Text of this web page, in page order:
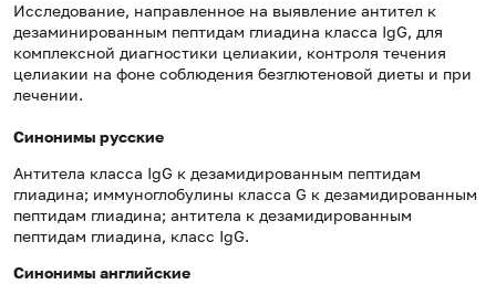
Исследование, направленное на выявление антител к
дезаминированным пептидам глиадина класса IgG, для
комплексной диагностики целиакии, контроля течения
целиакии на фоне соблюдения безглютеновой диеты и при
лечении.
Синонимы русские
Антитела класса IgG к дезамидированным пептидам
глиадина; иммуноглобулины класса G к дезамидированным
пептидам глиадина; антитела к дезамидированным
пептидам глиадина, класс IgG.
Синонимы английские